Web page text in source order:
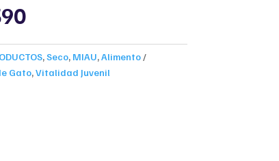
Current
price
is:
$101,390.
,Seco, MIAU,Alimento
Gato,Vitalidad Juvenil